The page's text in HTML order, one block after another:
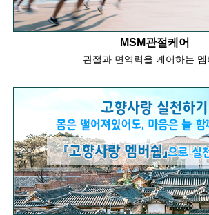
MSM관절케어
관절과 면역력을 케어하는 멤